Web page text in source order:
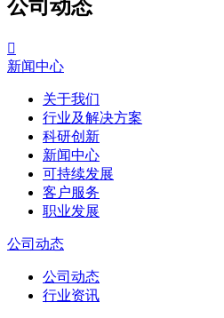
公司动态

新闻中心
关于我们
行业及解决方案
科研创新
新闻中心
可持续发展
客户服务
职业发展
公司动态
公司动态
行业资讯